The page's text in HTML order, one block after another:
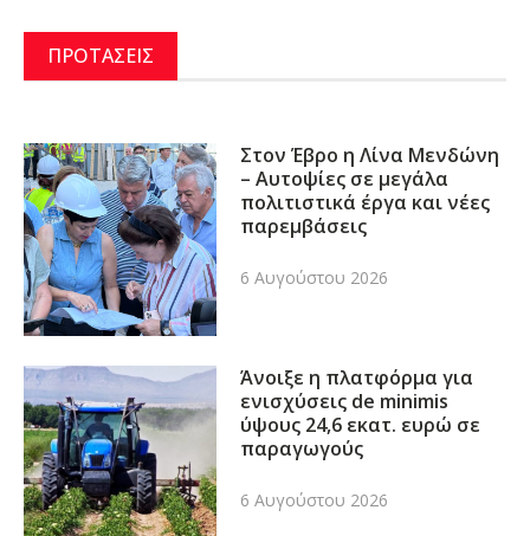
ΠΡΟΤΑΣΕΙΣ
Στον Έβρο η Λίνα Μενδώνη
– Αυτοψίες σε μεγάλα
πολιτιστικά έργα και νέες
παρεμβάσεις
6 Αυγούστου 2026
Άνοιξε η πλατφόρμα για
ενισχύσεις de minimis
ύψους 24,6 εκατ. ευρώ σε
παραγωγούς
6 Αυγούστου 2026